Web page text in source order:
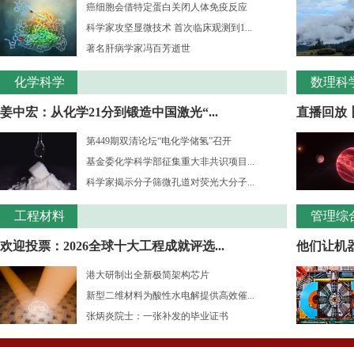
癌细胞会借特定蛋白关闭人体免疫反应
科学家攻坚显微技术 首次临床观测到1...
著名肝病学家冯百芳逝世
化学科学
姜中宏：从化学21分到锻造中国激光“...
第449期双清论坛“电化学储氢”召开
基金委化学科学部征集重大非共识项目...
科学家揭示分子筛微孔道对荧光大分子...
工程材料
欢迎投票：2026全球十大工程成就评选...
港大研制出全新极简架构芯片
新型二维材料为酸性水电解提供高效催...
张炳炎院士：一张补发的毕业证书
数理科
直播回放
管理综
他们让机